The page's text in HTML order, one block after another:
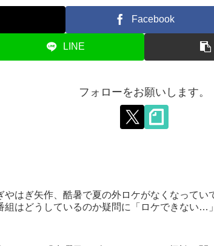
Facebook
LINE
フォローをお願いします。
やはぎ矢作、酷暑で夏の外ロケがなくなって
組はどうしているのか疑問に「ロケできない…」